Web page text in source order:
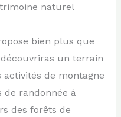
naturel
bien plus que
un terrain
de montagne
de randonnée à
des forêts de